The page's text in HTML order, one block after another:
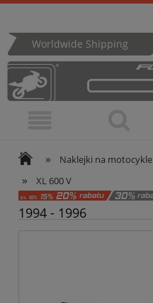
Worldwide Shipping
» Naklejki na motocykle
» XL 600 V
1994 - 1996